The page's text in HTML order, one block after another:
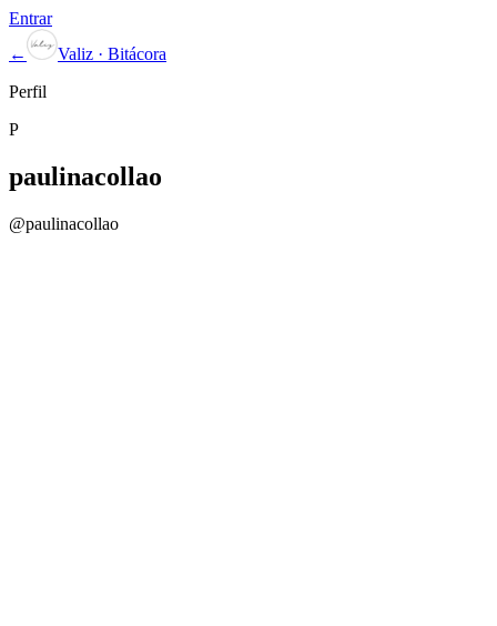
Entrar
←
Valiz · Bitácora
Perfil
P
paulinacollao
@paulinacollao